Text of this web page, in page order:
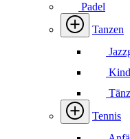
Padel
Tanzen
Tennis